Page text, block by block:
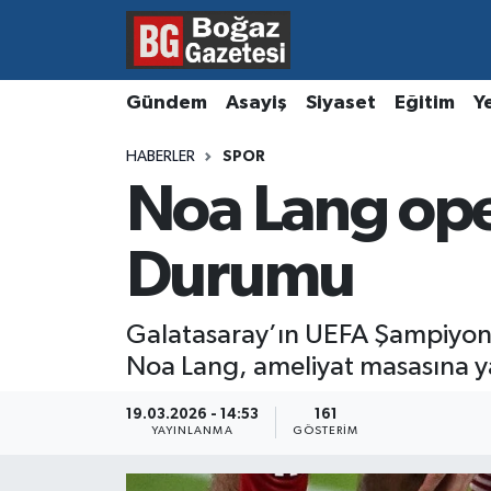
Gündem Asayiş Siyaset Eğitim
HABERLER SPOR
Noa Lang
Durumu
Galatasaray’ın UEFA
Noa Lang, ameliyat masasına
19.03.2026 - 14:53
YAYINLANMA
161
GÖSTERIM
Asayiş
Gündem
Magazin
Resmi İlanlar
Hava Durumu
Süper Lig Puan Durumu ve Fikstür
Tüm Manşetler
Haber Arşivi